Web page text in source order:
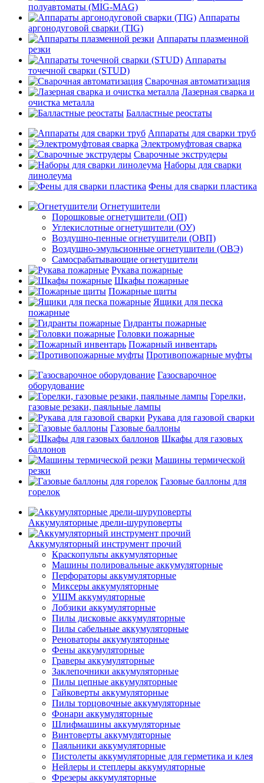
полуавтоматы (MIG-MAG)
Аппараты
аргонодуговой сварки (TIG)
Аппараты плазменной
резки
Аппараты
точечной сварки (STUD)
Сварочная автоматизация
Лазерная сварка и
очистка металла
Балластные реостаты
Аппараты для сварки труб
Электромуфтовая сварка
Сварочные экструдеры
Наборы для сварки
линолеума
Фены для сварки пластика
Огнетушители
Порошковые огнетушители (ОП)
Углекислотные огнетушители (ОУ)
Воздушно-пенные огнетушители (ОВП)
Воздушно-эмульсионные огнетушители (ОВЭ)
Самосрабатывающие огнетушители
Рукава пожарные
Шкафы пожарные
Пожарные щиты
Ящики для песка
пожарные
Гидранты пожарные
Головки пожарные
Пожарный инвентарь
Противопожарные муфты
Газосварочное
оборудование
Горелки,
газовые резаки, паяльные лампы
Рукава для газовой сварки
Газовые баллоны
Шкафы для газовых
баллонов
Машины термической
резки
Газовые баллоны для
горелок
Аккумуляторные дрели-шуруповерты
Аккумуляторный инструмент прочий
Краскопульты аккумуляторные
Машины полировальные аккумуляторные
Перфораторы аккумуляторные
Миксеры аккумуляторные
УШМ аккумуляторные
Лобзики аккумуляторные
Пилы дисковые аккумуляторные
Пилы сабельные аккумуляторные
Реноваторы аккумуляторные
Фены аккумуляторные
Граверы аккумуляторные
Заклепочники аккумуляторные
Пилы цепные аккумуляторные
Гайковерты аккумуляторные
Пилы торцовочные аккумуляторные
Фонари аккумуляторные
Шлифмашины аккумуляторные
Винтоверты аккумуляторные
Паяльники аккумуляторные
Пистолеты аккумуляторные для герметика и клея
Нейлеры и степлеры аккумуляторные
Фрезеры аккумуляторные